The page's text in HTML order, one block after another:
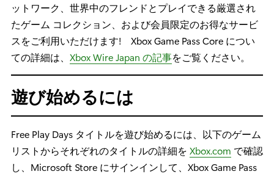
ットワーク、世界中のフレンドとプレイできる厳選され
たゲーム コレクション、および会員限定のお得なサービ
スをご利用いただけます! Xbox Game Pass Core につい
ての詳細は、 Xbox Wire Japan の記事をご覧ください。
遊び始めるには
Free Play Days タイトルを遊び始めるには、以下のゲーム
リストからそれぞれのタイトルの詳細を Xbox.com で確認
し、Microsoft Store にサインインして、Xbox Game Pass